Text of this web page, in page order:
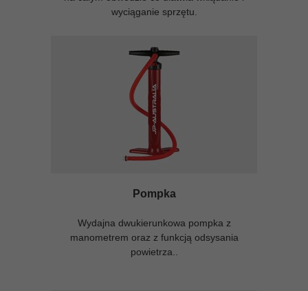
wyciąganie sprzętu.
Pompka
Wydajna dwukierunkowa pompka z
manometrem oraz z funkcją odsysania
powietrza..